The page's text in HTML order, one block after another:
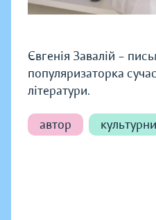
Євгенія Завалій –
популяризаторка
літератури.
автор